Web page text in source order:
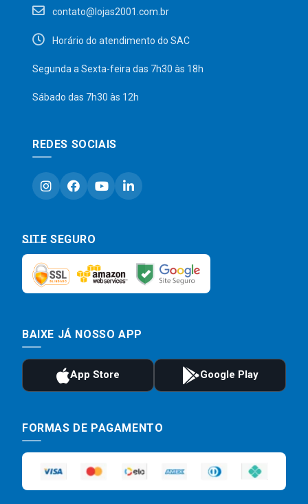
contato@lojas2001.com.br
Horário do atendimento do SAC
Segunda a Sexta-feira das 7h30 às 18h
Sábado das 7h30 às 12h
REDES SOCIAIS
SITE SEGURO
BAIXE JÁ NOSSO APP
FORMAS DE PAGAMENTO